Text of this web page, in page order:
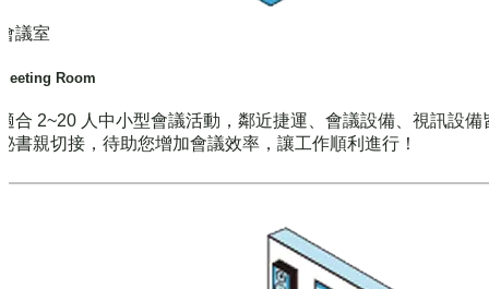
議室
Room
合 2~20 人中小型會議活動，鄰近捷運、會議設備、視訊設備
書親切接，待助您增加會議效率，讓工作順利進行！